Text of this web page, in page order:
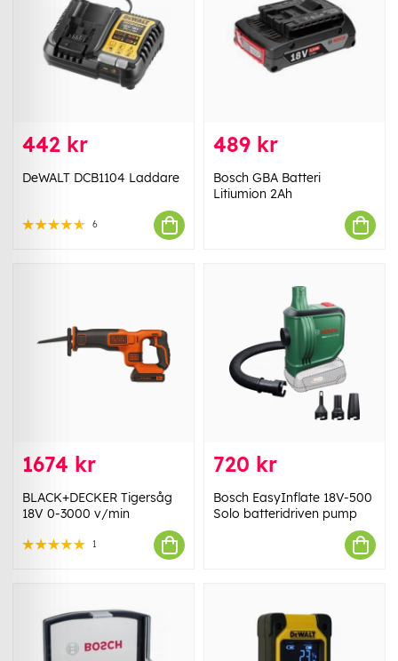
442 kr
DeWALT DCB1104 Laddare
6
489 kr
Bosch GBA Batteri
Litiumion 2Ah
1674 kr
BLACK+DECKER Tigersåg
18V 0-3000 v/min
1
720 kr
Bosch EasyInflate 18V-500
Solo batteridriven pump